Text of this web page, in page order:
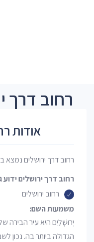
רחוב דרך
אודות
רחוב דרך ירושלים נמצא
רחוב דרך ירושלים
רחוב ירושלים
משמעות השם:
יְרוּשָׁלַיִם היא עיר הבירה